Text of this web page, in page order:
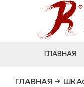
ГЛАВНАЯ
ГЛАВНАЯ →